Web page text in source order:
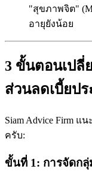
"สุขภาพจิต"
อายุยังน้อย
3 ขั้นตอนเปลี่
ส่วนลดเบี้ยป
Siam Advice Firm
ครับ:
ขั้นที่ 1: การจัดกลุ่